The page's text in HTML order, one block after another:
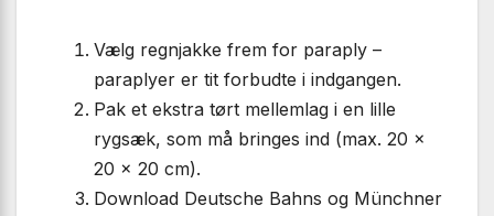
Vælg regnjakke frem for paraply –
paraplyer er tit forbudte i indgangen.
Pak et ekstra tørt mellemlag i en lille
rygsæk, som må bringes ind (max. 20 ×
20 × 20 cm).
Download Deutsche Bahns og Münchner